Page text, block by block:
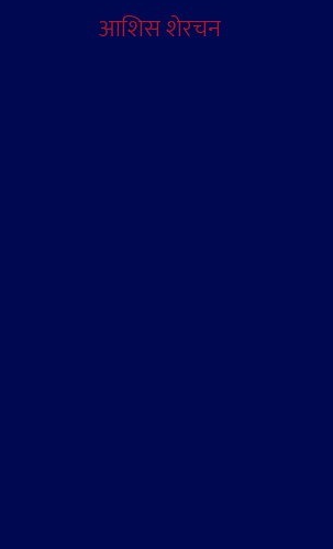
आशिस शेरचन